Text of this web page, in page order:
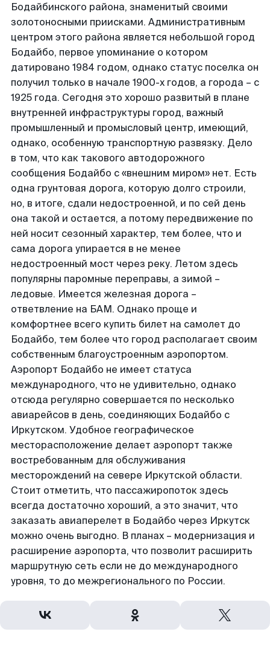
Бодайбинского района, знаменитый своими
золотоносными приисками. Административным
центром этого района является небольшой город
Бодайбо, первое упоминание о котором
датировано 1984 годом, однако статус поселка он
получил только в начале 1900-х годов, а города – с
1925 года. Сегодня это хорошо развитый в плане
внутренней инфраструктуры город, важный
промышленный и промысловый центр, имеющий,
однако, особенную транспортную развязку. Дело
в том, что как такового автодорожного
сообщения Бодайбо с «внешним миром» нет. Есть
одна грунтовая дорога, которую долго строили,
но, в итоге, сдали недостроенной, и по сей день
она такой и остается, а потому передвижение по
ней носит сезонный характер, тем более, что и
сама дорога упирается в не менее
недостроенный мост через реку. Летом здесь
популярны паромные переправы, а зимой –
ледовые. Имеется железная дорога –
ответвление на БАМ. Однако проще и
комфортнее всего купить билет на самолет до
Бодайбо, тем более что город располагает своим
собственным благоустроенным аэропортом.
Аэропорт Бодайбо не имеет статуса
международного, что не удивительно, однако
отсюда регулярно совершается по несколько
авиарейсов в день, соединяющих Бодайбо с
Иркутском. Удобное географическое
месторасположение делает аэропорт также
востребованным для обслуживания
месторождений на севере Иркутской области.
Стоит отметить, что пассажиропоток здесь
всегда достаточно хороший, а это значит, что
заказать авиаперелет в Бодайбо через Иркутск
можно очень выгодно. В планах – модернизация и
расширение аэропорта, что позволит расширить
маршрутную сеть если не до международного
уровня, то до межрегионального по России.